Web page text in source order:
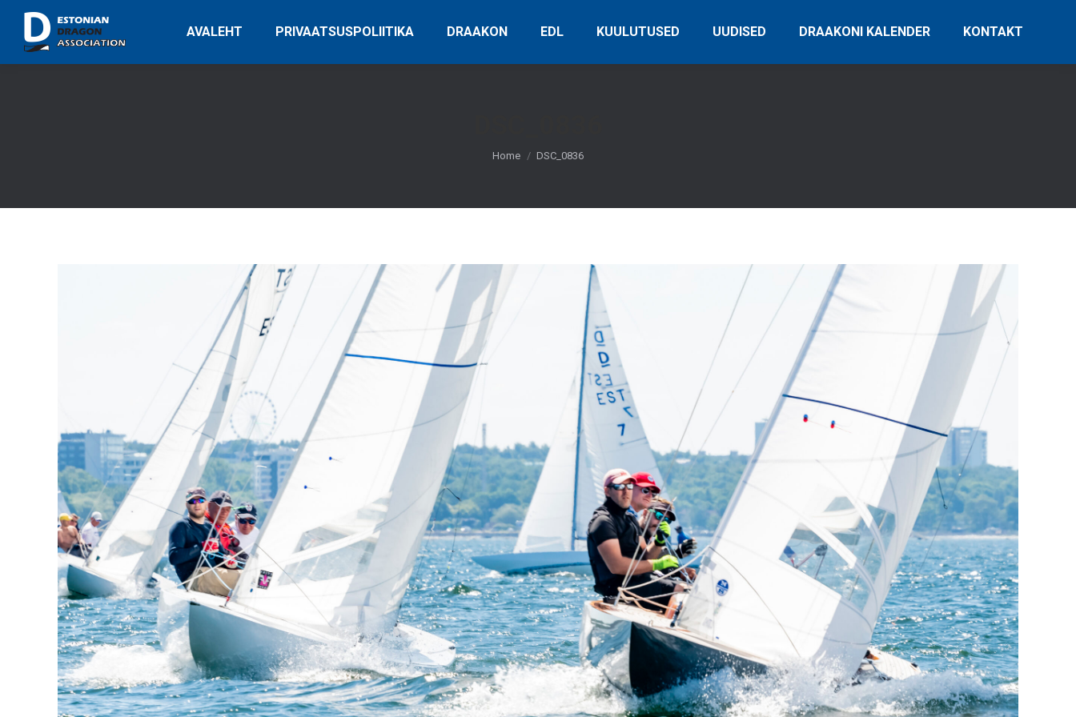
AVALEHT PRIVAATSUSPOLIITIKA DRAAKON EDL KUULUTUSED UUDISED DRAAKONI KALENDER KONTAKT
You are here:
Home DSC_0836